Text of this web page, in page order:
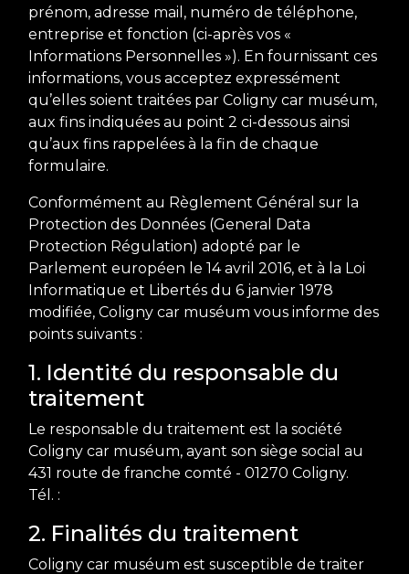
prénom, adresse mail, numéro de téléphone,
entreprise et fonction (ci-après vos «
Informations Personnelles »). En fournissant ces
informations, vous acceptez expressément
qu’elles soient traitées par Coligny car muséum,
aux fins indiquées au point 2 ci-dessous ainsi
qu’aux fins rappelées à la fin de chaque
formulaire.
Conformément au Règlement Général sur la
Protection des Données (General Data
Protection Régulation) adopté par le
Parlement européen le 14 avril 2016, et à la Loi
Informatique et Libertés du 6 janvier 1978
modifiée, Coligny car muséum vous informe des
points suivants :
1. Identité du responsable du
traitement
Le responsable du traitement est la société
Coligny car muséum, ayant son siège social au
431 route de franche comté - 01270 Coligny.
Tél. :
2. Finalités du traitement
Coligny car muséum est susceptible de traiter